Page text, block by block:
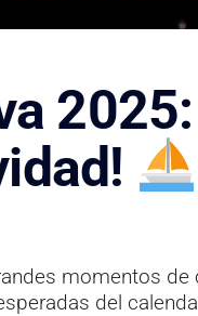
momentos
del